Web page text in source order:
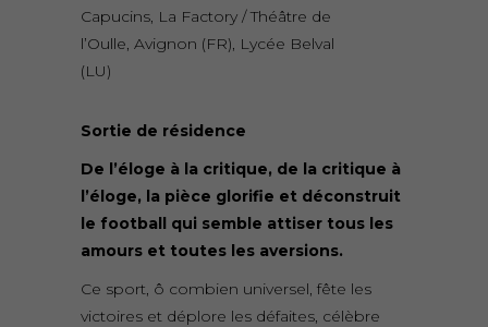
Capucins, La Factory / Théâtre de
l’Oulle, Avignon (FR), Lycée Belval
(LU)
Sortie de résidence
De l’éloge à la critique, de la critique à
l’éloge, la pièce glorifie et déconstruit
le football qui semble attiser tous les
amours et toutes les aversions.
Ce sport, ô combien universel, fête les
victoires et déplore les défaites, célèbre